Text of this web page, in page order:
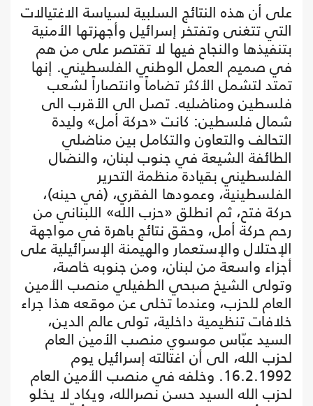
على أن هذه النتائج السلبية لسياسة الاغتيالات
التي تتغنى وتفتخر إسرائيل وأجهزتها الأمنية
بتنفيذها والنجاح فيها لا تقتصر على من هم
في صميم العمل الوطني الفلسطيني. إنها
تمتد لتشمل الأكثر تضاماً وانتصاراً لشعب
فلسطين ومناضليه. تصل الى الأقرب الى
شمال فلسطين: كانت «حركة أمل» وليدة
التحالف والتعاون والتكامل بين مناضلي
الطائفة الشيعة في جنوب لبنان، والنضال
الفلسطيني بقيادة منظمة التحرير
الفلسطينية، وعمودها الفقري، (في حينه)،
حركة فتح، ثم انطلق «حزب الله» اللبناني من
رحم حركة أمل، وحقق نتائج باهرة في مواجهة
الإحتلال والإستعمار والهيمنة الإسرائيلية على
أجزاء واسعة من لبنان، ومن جنوبه خاصة،
وتولى الشيخ صبحي الطفيلي منصب الأمين
العام للحزب، وعندما تخلى عن موقعه هذا جراء
خلافات تنظيمية داخلية، تولى عالم الدين،
السيد عبّاس موسوي منصب الأمين العام
لحزب الله، الى أن اغتالته إسرائيل يوم
16.2.1992. وخلفه في منصب الأمين العام
لحزب الله السيد حسن نصرالله، ويكاد لا يخلو